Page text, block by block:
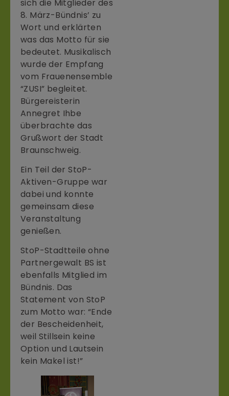
sich die Mitglieder des
8. März-Bündnis’ zu
Wort und erklärten
was das Motto für sie
bedeutet. Musikalisch
wurde der Empfang
vom Frauenensemble
“ZUSI” begleitet.
Bürgereisterin
Annegret Ihbe
überbrachte das
Grußwort der Stadt
Braunschweig.
Ein Teil der StoP-
Aktiven-Gruppe war
dabei und konnte
gemeinsam diese
Veranstaltung
genießen.
StoP-Stadtteile ohne
Partnergewalt BS ist
ebenfalls Mitglied im
Bündnis. Das
Statement von StoP
zum Motto war: “Ende
der Bescheidenheit,
weil Stillsein keine
Option und Lautsein
kein Makel ist!”